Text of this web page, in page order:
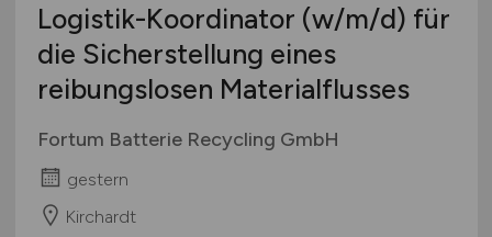
Logistik-Koordinator (w/m/d) für
die Sicherstellung eines
reibungslosen Materialflusses
Fortum Batterie Recycling GmbH
gestern
Kirchardt